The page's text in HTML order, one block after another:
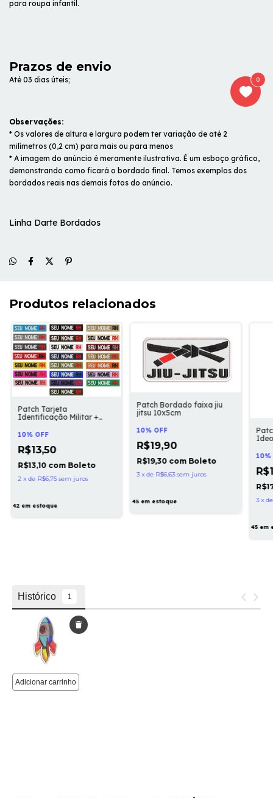
para roupa infantil.
Prazos de envio
Até 03 dias úteis;
Observações:
* Os valores de altura e largura podem ter variação de até 2
milímetros (0,2 cm) para mais ou para menos
* A imagem do anúncio é meramente ilustrativa. É um esboço gráfico,
demonstrando como ficará o bordado final. Temos exemplos dos
bordados reais nas demais fotos do anúncio.
Linha Darte Bordados
Produtos relacionados
Patch Tarjeta
Identificação Militar +
10% OFF
R$13,50
R$13,10 com Boleto
2 xde R$6,75 sem juros
42 em estoque
Patch Bordado faixa jiu
jitsu 10x5cm
10% OFF
R$19,90
R$19,30 com Boleto
3 xde R$6,63 sem juros
45em estoque
10%
3 x
45em
0